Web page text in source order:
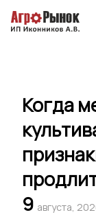
Когда
9 августа,